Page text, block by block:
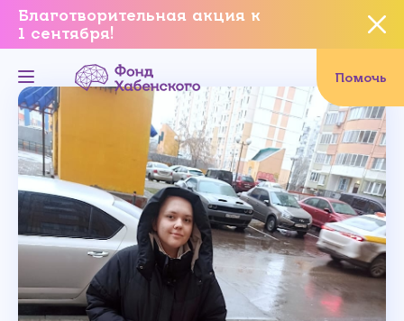
Благотворительная акция к
1 сентября!
Помочь
Вы уверены, что хотите
завершить данное событие?
Да, уверен
Нет, не хочу